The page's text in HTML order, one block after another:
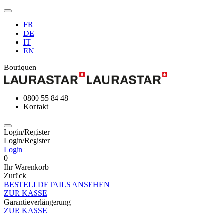
FR
DE
IT
EN
Boutiquen
0800 55 84 48
Kontakt
Login/Register
Login/Register
Login
0
Ihr Warenkorb
Zurück
BESTELLDETAILS ANSEHEN
ZUR KASSE
Garantieverlängerung
ZUR KASSE